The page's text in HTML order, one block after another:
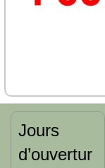
Jours
d’ouvertur